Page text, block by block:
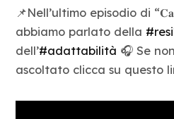
Book Club
📌Nell’ultimo episodio di
abbiamo parlato della
dell’#adattabilità 🎧 Se
ascoltato clicca su questo